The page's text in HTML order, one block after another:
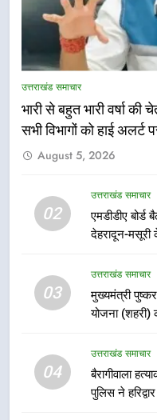
उत्तराखंड समाचार
भारी से बहुत भारी वर्षा
सभी विभागों को हाई अलर्ट
August 5, 2026
02
उत्तराखंड समाचार
एमडीडीए बोर्ड
देहरादून-मसूरी
03
उत्तराखंड समाचार
मुख्यमंत्री
योजना (शहरी)
04
उत्तराखंड समाचार
बैरागीवाला
पुलिस ने
6
का